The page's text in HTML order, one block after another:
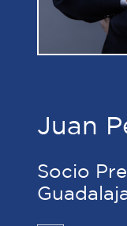
Juan
Socio